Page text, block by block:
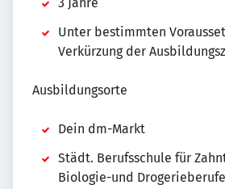
Unter bestimmten
Verkürzung der
Ausbildungsorte
Dein dm-Markt
Städt. Berufsschule für
Biologie-und